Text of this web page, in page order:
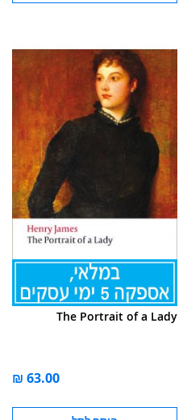
The Portrait of a Lady